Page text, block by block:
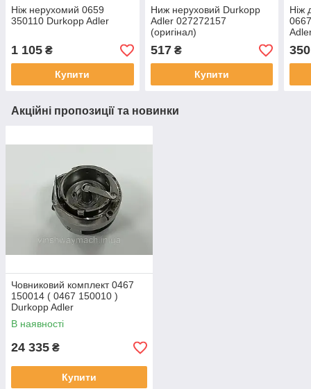
Ніж нерухомий 0659
350110 Durkopp Adler
1 105 ₴
Купити
Ниж неруховий Durkopp
Adler 027272157
(оригінал)
517₴
Купити
Ніж
350
Акційні пропозиції та новинки
Човниковий комплект 0467
150014 ( 0467 150010 )
Durkopp Adler
В наявності
24 335 ₴
Купити